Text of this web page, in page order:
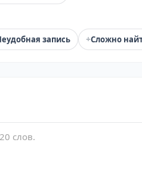
запись +Сложно